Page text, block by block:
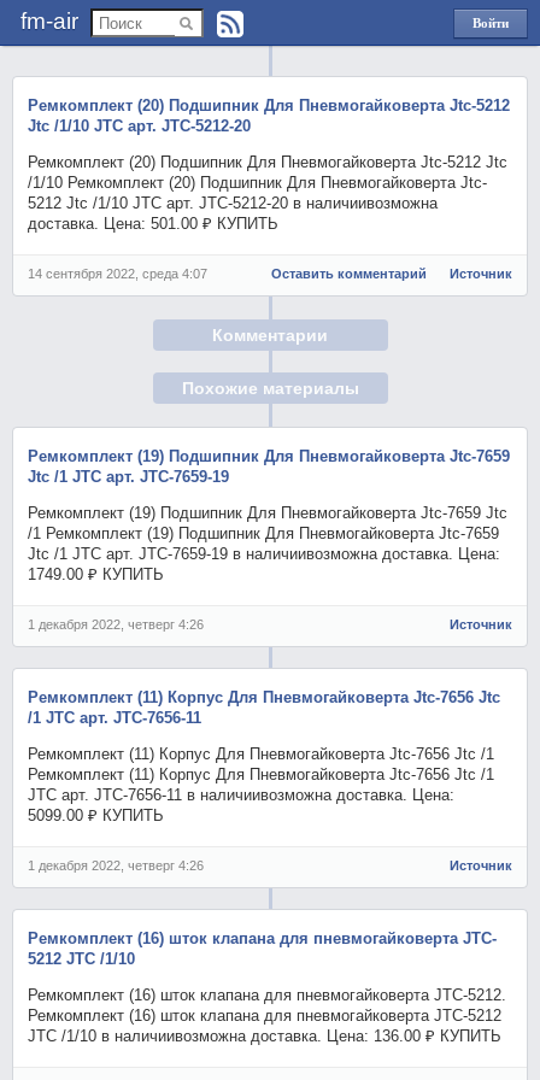
fm-air
Войти
через
Ремкомплект (20) Подшипник Для Пневмогайковерта Jtc-5212
Jtc /1/10 JTC арт. JTC-5212-20
Ремкомплект (20) Подшипник Для Пневмогайковерта Jtc-5212 Jtc
/1/10 Ремкомплект (20) Подшипник Для Пневмогайковерта Jtc-
5212 Jtc /1/10 JTC арт. JTC-5212-20 в наличиивозможна
доставка. Цена: 501.00 ₽ КУПИТЬ
14 сентября 2022, среда 4:07 Оставить комментарий Источник
Комментарии
Похожие материалы
Ремкомплект (19) Подшипник Для Пневмогайковерта Jtc-7659
Jtc /1 JTC арт. JTC-7659-19
Ремкомплект (19) Подшипник Для Пневмогайковерта Jtc-7659 Jtc
/1 Ремкомплект (19) Подшипник Для Пневмогайковерта Jtc-7659
Jtc /1 JTC арт. JTC-7659-19 в наличиивозможна доставка. Цена:
1749.00 ₽ КУПИТЬ
1 декабря 2022, четверг 4:26 Источник
Ремкомплект (11) Корпус Для Пневмогайковерта Jtc-7656 Jtc
/1 JTC арт. JTC-7656-11
Ремкомплект (11) Корпус Для Пневмогайковерта Jtc-7656 Jtc /1
Ремкомплект (11) Корпус Для Пневмогайковерта Jtc-7656 Jtc /1
JTC арт. JTC-7656-11 в наличиивозможна доставка. Цена:
5099.00 ₽ КУПИТЬ
1 декабря 2022, четверг 4:26 Источник
Ремкомплект (16) шток клапана для пневмогайковерта JTC-
5212 JTC /1/10
Ремкомплект (16) шток клапана для пневмогайковерта JTC-5212.
Ремкомплект (16) шток клапана для пневмогайковерта JTC-5212
JTC /1/10 в наличиивозможна доставка. Цена: 136.00 ₽ КУПИТЬ